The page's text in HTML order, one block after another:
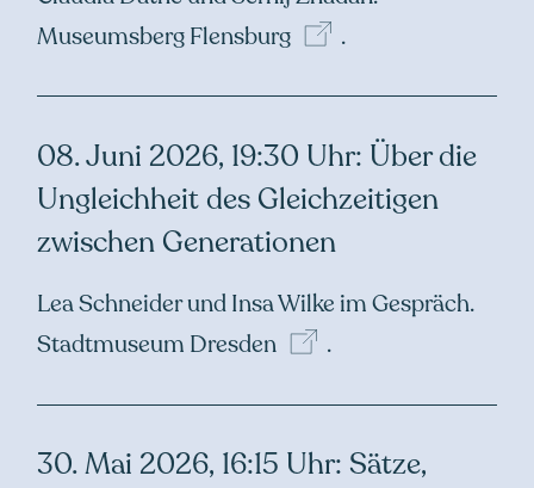
Museumsberg Flensburg
.
08. Juni 2026, 19:30 Uhr: Über die
Ungleichheit des Gleichzeitigen
zwischen Generationen
Lea Schneider und Insa Wilke im Gespräch.
Stadtmuseum Dresden .
30. Mai 2026, 16:15 Uhr: Sätze,